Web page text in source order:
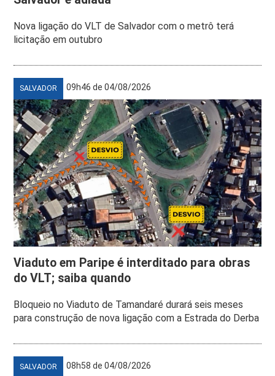
Nova ligação do VLT de Salvador com o metrô terá
licitação em outubro
SALVADOR 09h46 de 04/08/2026
Viaduto em Paripe é interditado para obras
do VLT; saiba quando
Bloqueio no Viaduto de Tamandaré durará seis meses
para construção de nova ligação com a Estrada do Derba
SALVADOR 08h58 de 04/08/2026